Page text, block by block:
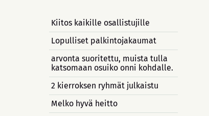
Kiitos kaikille osallistujille
Lopulliset palkintojakaumat
arvonta suoritettu, muista tulla
katsomaan osuiko onni kohdalle.
2 kierroksen ryhmät julkaistu
Melko hyvä heitto